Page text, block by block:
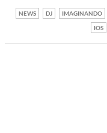
NEWS DJ IMAGINANDO
IOS